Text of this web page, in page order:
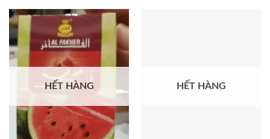
HẾT HÀNG HẾT HÀNG